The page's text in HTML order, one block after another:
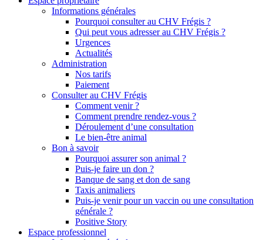
Informations générales
Pourquoi consulter au CHV Frégis ?
Qui peut vous adresser au CHV Frégis ?
Urgences
Actualités
Administration
Nos tarifs
Paiement
Consulter au CHV Frégis
Comment venir ?
Comment prendre rendez-vous ?
Déroulement d’une consultation
Le bien-être animal
Bon à savoir
Pourquoi assurer son animal ?
Puis-je faire un don ?
Banque de sang et don de sang
Taxis animaliers
Puis-je venir pour un vaccin ou une consultation
générale ?
Positive Story
Espace professionnel